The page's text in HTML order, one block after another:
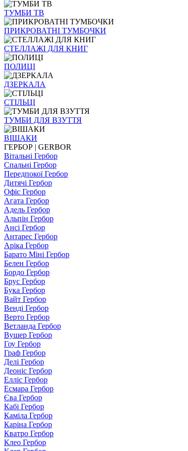
ТУМБИ ТВ
ПРИКРОВАТНІ ТУМБОЧКИ
СТЕЛЛАЖІ ДЛЯ КНИГ
ПОЛИЦІ
ДЗЕРКАЛА
СТІЛЬЦI
ТУМБИ ДЛЯ ВЗУТТЯ
ВІШАКИ
ГЕРБОР | GERBOR
Вітальні Гербор
Спальні Гербор
Передпокої Гербор
Дитячі Гербор
Офіс Гербор
Агата Гербор
Адель Гербор
Альпін Гербор
Ансі Гербор
Антарес Гербор
Аріка Гербор
Барато Міні Гербор
Белен Гербор
Бордо Гербор
Брус Гербор
Бука Гербор
Вайт Гербор
Венді Гербор
Верто Гербор
Ветланда Гербор
Вушер Гербор
Гоу Гербор
Граф Гербор
Делі Гербор
Деоніс Гербор
Елліс Гербор
Есмара Гербор
Єва Гербор
Кабі Гербор
Каміла Гербор
Каріна Гербор
Кватро Гербор
Клео Гербор